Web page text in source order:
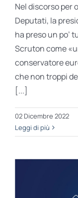
Nel discorso per
Deputati, la
ha preso un po’
Scruton come
conservatore
che non troppi
[...]
02 Dicembre 2022
Leggi di più